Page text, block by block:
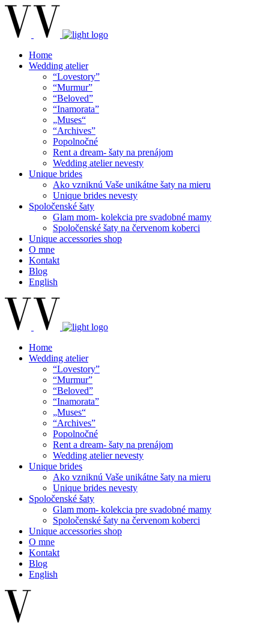
Home
Wedding atelier
“Lovestory”
“Murmur”
“Beloved”
“Inamorata”
„Muses“
“Archives”
Popolnočné
Rent a dream- šaty na prenájom
Wedding atelier nevesty
Unique brides
Ako vzniknú Vaše unikátne šaty na mieru
Unique brides nevesty
Spoločenské šaty
Glam mom- kolekcia pre svadobné mamy
Spoločenské šaty na červenom koberci
Unique accessories shop
O mne
Kontakt
Blog
English
Home
Wedding atelier
“Lovestory”
“Murmur”
“Beloved”
“Inamorata”
„Muses“
“Archives”
Popolnočné
Rent a dream- šaty na prenájom
Wedding atelier nevesty
Unique brides
Ako vzniknú Vaše unikátne šaty na mieru
Unique brides nevesty
Spoločenské šaty
Glam mom- kolekcia pre svadobné mamy
Spoločenské šaty na červenom koberci
Unique accessories shop
O mne
Kontakt
Blog
English